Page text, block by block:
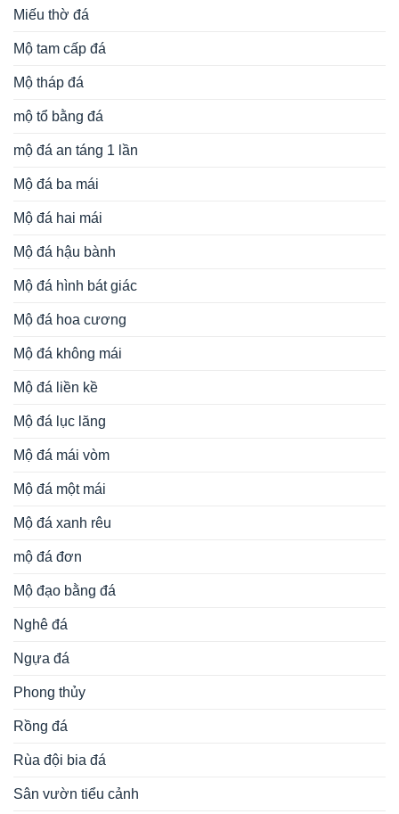
Miếu thờ đá
Mộ tam cấp đá
Mộ tháp đá
mộ tổ bằng đá
mộ đá an táng 1 lần
Mộ đá ba mái
Mộ đá hai mái
Mộ đá hậu bành
Mộ đá hình bát giác
Mộ đá hoa cương
Mộ đá không mái
Mộ đá liền kề
Mộ đá lục lăng
Mộ đá mái vòm
Mộ đá một mái
Mộ đá xanh rêu
mộ đá đơn
Mộ đạo bằng đá
Nghê đá
Ngựa đá
Phong thủy
Rồng đá
Rùa đội bia đá
Sân vườn tiểu cảnh